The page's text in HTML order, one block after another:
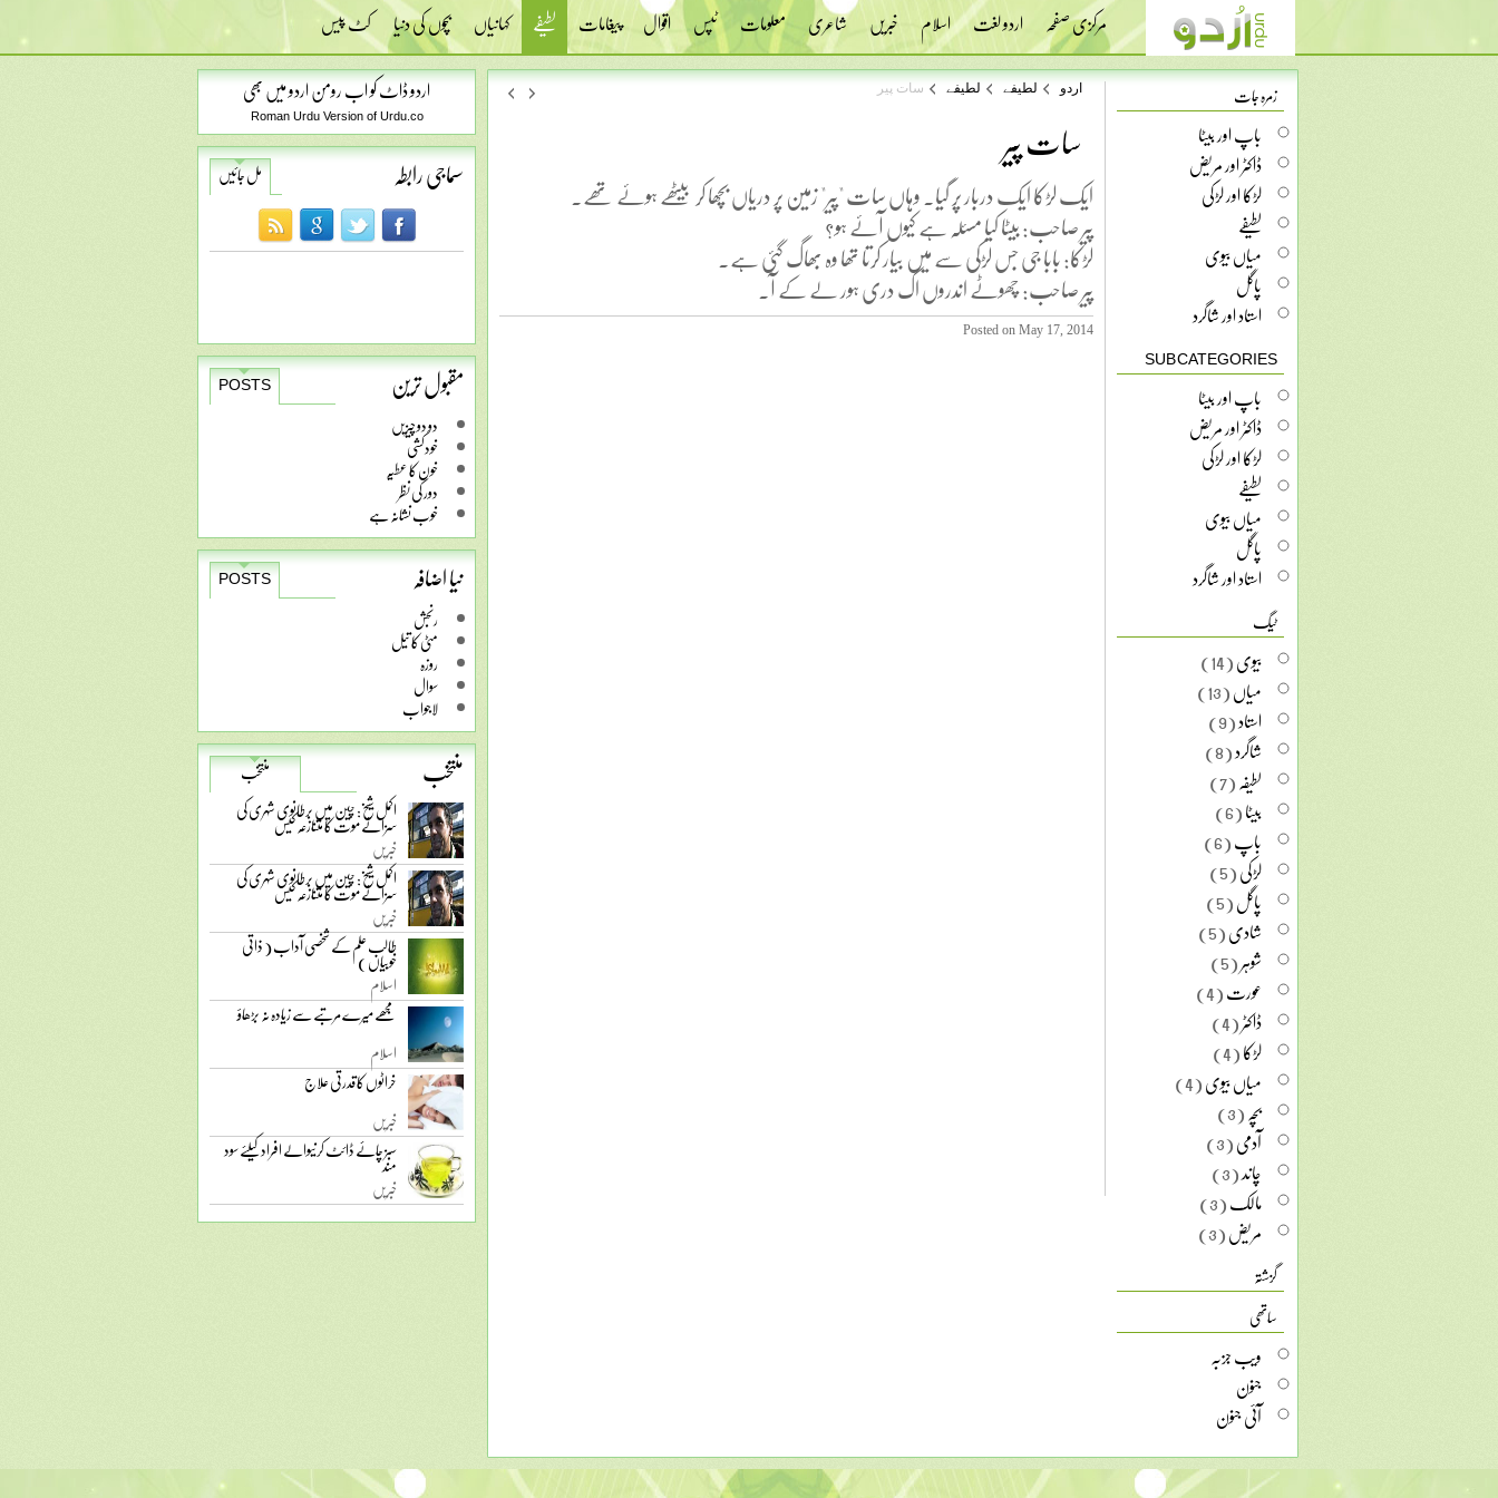
مرکزی صفحہ اردو لغت اسلام خبریں شاعری معلومات ٹپس اقوال پیغامات لطیفے کہانیاں بچوں کی دنیا کٹ پیس
اردو ڈاٹ کو اب رومن اردو میں بھی
Roman Urdu Version of Urdu.co
سماجی رابطہ مل جائیں
مقبول ترین
POSTS
دو دو چیزیں
خودکشی
خون کا عطیہ
دور کی نظر
خوب نشانہ ہے
نیا اضافہ
POSTS
رنجش
مٹی کا تیل
روزہ
سوال
لاجواب
منتخب
منتخب
اکمل شیخ: چین میں برطانوی شہری کی
سزائے موت کا متنازعہ کیس
خبریں
اکمل شیخ: چین میں برطانوی شہری کی
سزائے موت کا متنازعہ کیس
خبریں
طالب علم کے شخصی آداب ( ذاتی
خوبیاں )
اسلام
مجھے میرے مرتبے سے زیادہ نہ بڑھاؤ
اسلام
خراٹوں کا قدرتی علاج
خبریں
سبز چائے ڈائٹ کرنیوالے افراد کیلئے سود
مند
خبریں
اردو لطیفے لطیفے سات پیر
سات پیر
ایک لڑکا ایک دربار پر گیا۔ وہاں سات "پیر" زمین پر دریاں بچھا کر بیٹھے ہوئے تھے۔
پیر صاحب: بیٹا کیا مسئلہ ہے کیوں آئے ہو؟
لڑکا: بابا جی جس لڑکی سے میں بیار کرتا تھا وہ بھاگ گئی ہے۔
پیر صاحب: چھوٹے اندروں اک دری ہور لے کے آ۔
Posted on May 17, 2014
زمرہ جات
باپ اور بیٹا
ڈاکٹر اور مریض
لڑکا اور لڑکی
لطیفے
میاں بیوی
پاگل
استاد اور شاگرد
SUB CATEGORIES
باپ اور بیٹا
ڈاکٹر اور مریض
لڑکا اور لڑکی
لطیفے
میاں بیوی
پاگل
استاد اور شاگرد
ٹیگ
بیوی(14)
میاں(13)
استاد(9)
شاگرد(8)
لطیفہ(7)
بیٹا(6)
باپ(6)
لڑکی(5)
پاگل(5)
شادی(5)
شوہر(5)
عورت(4)
ڈاکٹر(4)
لڑکا(4)
میاں بیوی(4)
بچہ(3)
آدمی(3)
چاند(3)
مالک(3)
مریض(3)
گزشتہ
ساتھی
ویب جزبہ
جنون
آئی جنون